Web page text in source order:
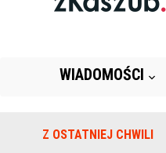
WIADOMOŚCI
Z OSTATNIEJ CHWILI
Na terenie szkoły w